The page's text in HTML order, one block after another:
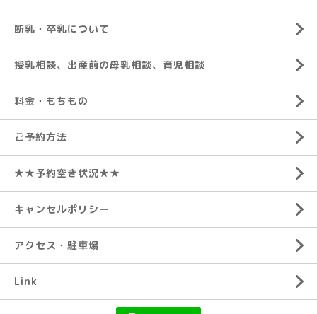
断乳・卒乳について
授乳相談、出産前の母乳相談、育児相談
料金・もちもの
ご予約方法
★★予約空き状況★★
キャンセルポリシー
アクセス・駐車場
Link